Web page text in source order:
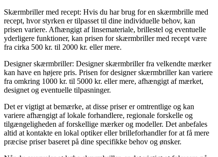
Skærmbriller med recept: Hvis du har brug for en skærmbrille med
recept, hvor styrken er tilpasset til dine individuelle behov, kan
prisen variere. Afhængigt af linsemateriale, brillestel og eventuelle
yderligere funktioner, kan prisen for skærmbriller med recept være
fra cirka 500 kr. til 2000 kr. eller mere.
Designer skærmbriller: Designer skærmbriller fra velkendte mærker
kan have en højere pris. Prisen for designer skærmbriller kan variere
fra omkring 1000 kr. til 5000 kr. eller mere, afhængigt af mærket,
designet og eventuelle tilpasninger.
Det er vigtigt at bemærke, at disse priser er omtrentlige og kan
variere afhængigt af lokale forhandlere, regionale forskelle og
tilgængeligheden af forskellige mærker og modeller. Det anbefales
altid at kontakte en lokal optiker eller brilleforhandler for at få mere
præcise priser baseret på dine specifikke behov og ønsker.